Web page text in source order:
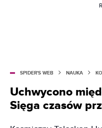
SPIDER'S WEB NAUKA
Uchwycono
Sięga czasów